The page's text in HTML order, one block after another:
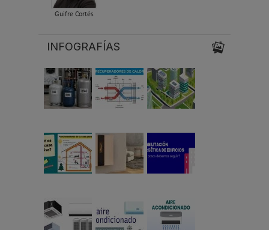
Guifre Cortés
INFOGRAFÍAS